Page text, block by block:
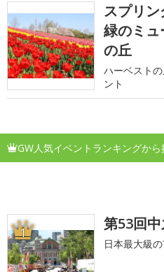
スプリン
緑のミュ
の丘
ハーベスト
ント
GW人気イベントランキングから
1 第53回
日本最大級